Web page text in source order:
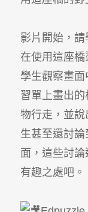
影片開始，
在使用這座
學生觀察畫
習單上畫出
物行走，並
生甚至還討
面，這些討
有趣之處吧。